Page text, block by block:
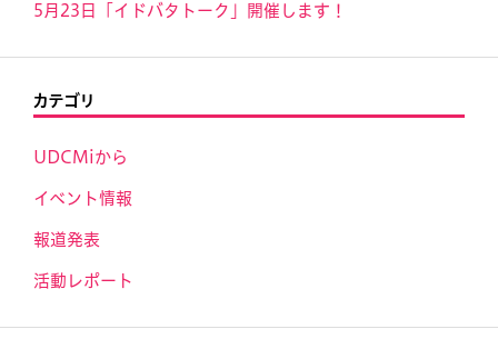
5月23日「イドバタトーク」開催します！
カテゴリ
UDCMiから
イベント情報
報道発表
活動レポート